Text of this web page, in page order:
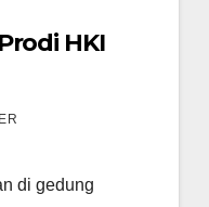
HKI
di gedung